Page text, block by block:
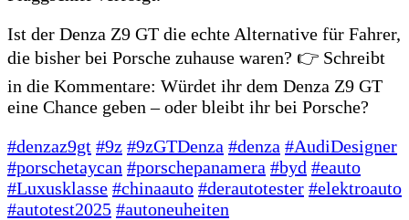
Ist der Denza Z9 GT die echte Alternative für Fahrer,
die bisher bei Porsche zuhause waren? 👉 Schreibt
in die Kommentare: Würdet ihr dem Denza Z9 GT
eine Chance geben – oder bleibt ihr bei Porsche?
#denzaz9gt #9z #9zGTDenza #denza #AudiDesigner
#porschetaycan #porschepanamera #byd #eauto
#Luxusklasse #chinaauto #derautotester #elektroauto
#autotest2025 #autoneuheiten